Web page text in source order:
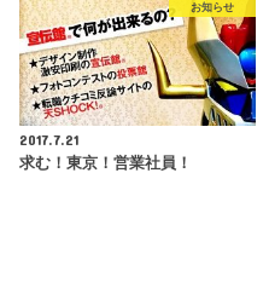
お知らせ
2017.7.21
求む！東京！営業社員！